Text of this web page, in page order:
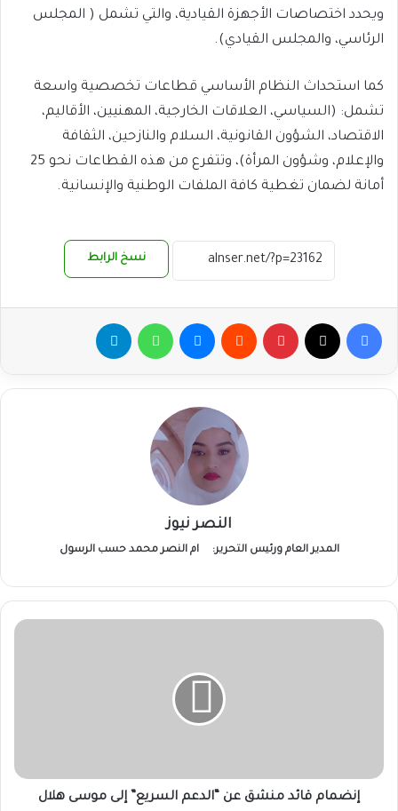
ويحدد اختصاصات الأجهزة القيادية، والتي تشمل ( المجلس
الرئاسي، والمجلس القيادي).
​كما استحداث النظام الأساسي قطاعات تخصصية واسعة
تشمل: (السياسي، العلاقات الخارجية، المهنيين، الأقاليم،
الاقتصاد، الشؤون القانونية، السلام والنازحين، الثقافة
والإعلام، وشؤون المرأة)، وتتفرع من هذه القطاعات نحو 25
أمانة لضمان تغطية كافة الملفات الوطنية والإنسانية.
نسخ الرابط
فيسبوك بينتيريست ماسنجر واتساب
النصر نيوز
المدير العام ورئيس التحرير: ام النصر محمد حسب الرسول
إنضمام
هلال
إنضمام قائد منشق عن “الدعم السريع” إلى موسى هلال